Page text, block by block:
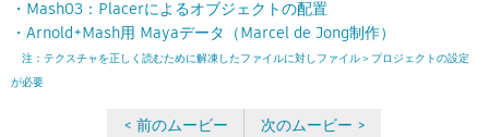
・Mash03：Placerによるオブジェクトの配置
・Arnold+Mash用 Mayaデータ（Marcel de Jong制作）
注：テクスチャを正しく読むために解凍したファイルに対しファイル＞プロジェクトの設定
が必要
< 前のムービー 次のムービー >